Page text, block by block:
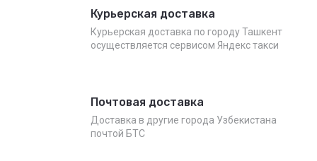
Курьерская доставка
Курьерская доставка по городу Ташкент
осуществляется сервисом Яндекс такси
Почтовая доставка
Доставка в другие города Узбекистана
почтой БТС